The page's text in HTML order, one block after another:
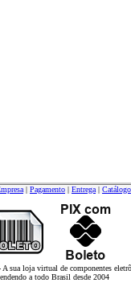
| Pagamento | Entrega | Catálogo
A sua loja virtual de componentes
a todo Brasil desde 2004